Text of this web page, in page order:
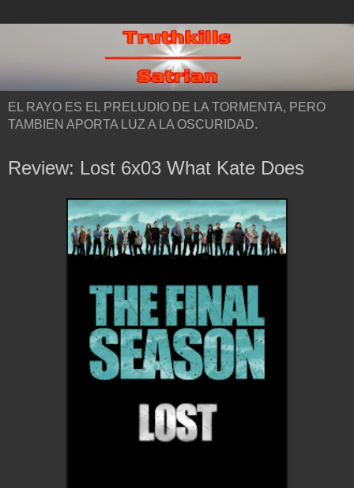
EL RAYO ES EL PRELUDIO DE LA TORMENTA, PERO
TAMBIEN APORTA LUZ A LA OSCURIDAD.
Review: Lost 6x03 What Kate Does